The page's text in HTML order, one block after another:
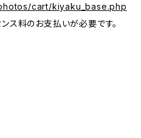
cart/kiyaku_base.php
ス料のお支払いが必要です。